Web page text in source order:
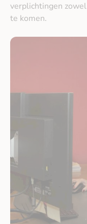
verplichtingen
te komen.